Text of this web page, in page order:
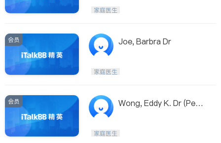
家庭医生
会员 Joe, Barbra Dr
家庭医生
会员
Wong, Eddy K. Dr (Pedia
家庭医生